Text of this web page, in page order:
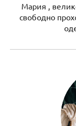
Мария ,
свободно